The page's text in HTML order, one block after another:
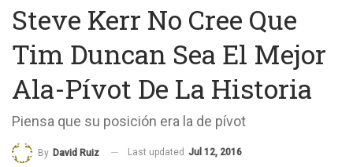
Steve Kerr No Cree Que
Tim Duncan Sea El Mejor
Ala-Pívot De La Historia
Piensa que su posición era la de pívot
By David Ruiz Last updated Jul 12, 2016